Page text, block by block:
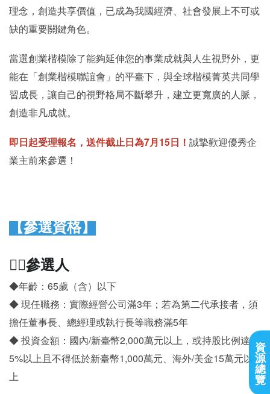
理念，創造共享價值，已成為我國經濟、社會發展上不可或
缺的重要關鍵角色。
當選創業楷模除了能夠延伸您的事業成就與人生視野外，更
能在「創業楷模聯誼會」的平臺下，與全球楷模菁英共同學
習成長，讓自己的視野格局不斷攀升，建立更寬廣的人脈，
創造非凡成就。
即日起受理報名，送件截止日為7月15日！ 誠摯歡迎優秀企
業主前來參選！
【參選資格】
🙋‍♂️參選人
◆年齡：65歲（含）以下
◆ 現任職務：實際經營公司滿3年；若為第二代承接者，須
擔任董事長、總經理或執行長等職務滿5年
◆ 投資金額：國內/新臺幣2,000萬元以上，或持股比例達
5%以上且不得低於新臺幣1,000萬元、海外/美金15萬元以
上
資
源
總
覽